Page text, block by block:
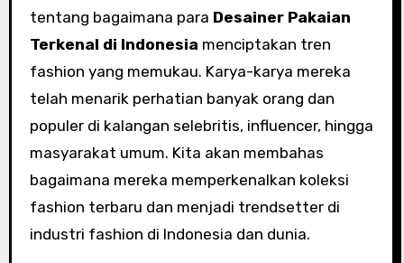
tentang bagaimana para Desainer Pakaian
Terkenal di Indonesia menciptakan tren
fashion yang memukau. Karya-karya mereka
telah menarik perhatian banyak orang dan
populer di kalangan selebritis, influencer, hingga
masyarakat umum. Kita akan membahas
bagaimana mereka memperkenalkan koleksi
fashion terbaru dan menjadi trendsetter di
industri fashion di Indonesia dan dunia.